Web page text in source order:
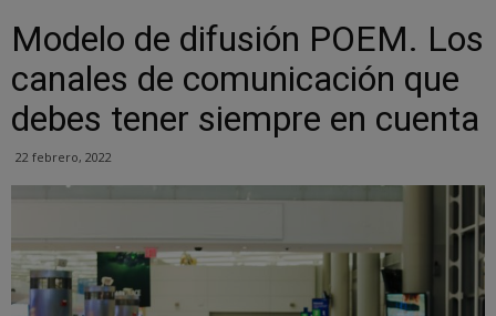
Modelo de difusión POEM. Los
canales de comunicación que
debes tener siempre en cuenta
22 febrero, 2022